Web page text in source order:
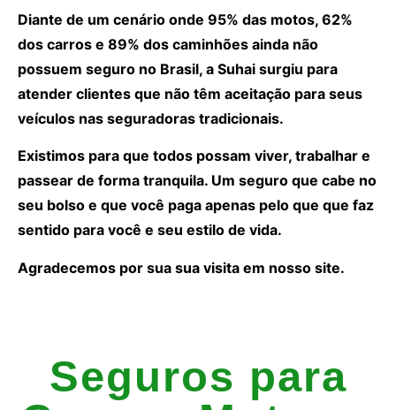
Diante de um cenário onde 95% das motos, 62%
dos carros e 89% dos caminhões ainda não
possuem seguro no Brasil, a Suhai surgiu para
atender clientes que não têm aceitação para seus
veículos nas seguradoras tradicionais.
Existimos para que todos possam viver, trabalhar e
passear de forma tranquila. Um seguro que cabe no
seu bolso e que você paga apenas pelo que que faz
sentido para você e seu estilo de vida.
Agradecemos por sua sua visita em nosso site.
Seguros para